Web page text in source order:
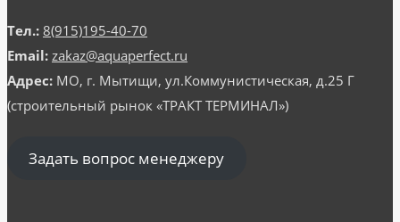
Тел.: 8(915)195-40-70
Email: zakaz@aquaperfect.ru
Адрес: МО, г. Мытищи, ул.Коммунистическая, д.25 Г
(строительный рынок «ТРАКТ ТЕРМИНАЛ»)
Задать вопрос менеджеру